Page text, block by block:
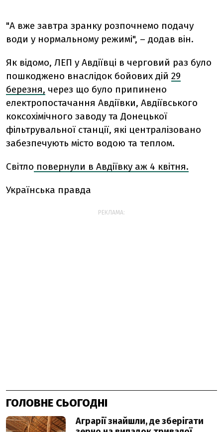
"А вже завтра зранку розпочнемо подачу
води у нормальному режимі", – додав він.
Як відомо, ЛЕП у Авдіївці в черговий раз було
пошкоджено внаслідок бойових дій 29
березня, через що було припинено
електропостачання Авдіївки, Авдіївського
коксохімічного заводу та Донецької
фільтрувальної станції, які централізовано
забезпечують місто водою та теплом.
Світло повернули в Авдіївку аж 4 квітня.
Українська правда
РЕКЛАМА:
ГОЛОВНЕ СЬОГОДНІ
Аграрії знайшли, де зберігати